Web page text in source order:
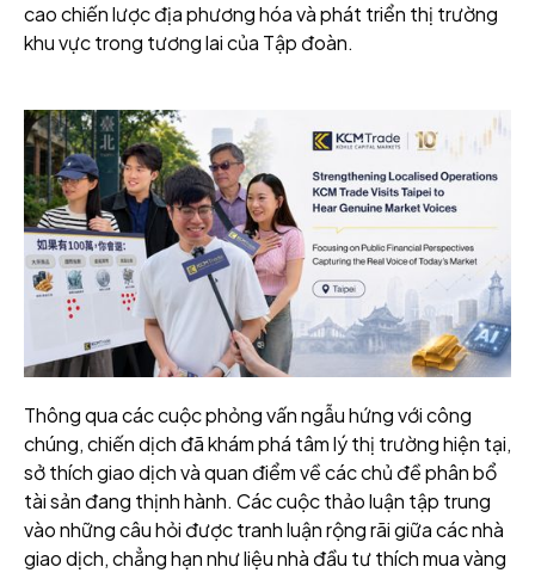
cao chiến lược địa phương hóa và phát triển thị trường
khu vực trong tương lai của Tập đoàn.
Thông qua các cuộc phỏng vấn ngẫu hứng với công
chúng, chiến dịch đã khám phá tâm lý thị trường hiện tại,
sở thích giao dịch và quan điểm về các chủ đề phân bổ
tài sản đang thịnh hành. Các cuộc thảo luận tập trung
vào những câu hỏi được tranh luận rộng rãi giữa các nhà
giao dịch, chẳng hạn như liệu nhà đầu tư thích mua vàng